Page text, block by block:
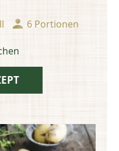
Portionen:
6 Portionen